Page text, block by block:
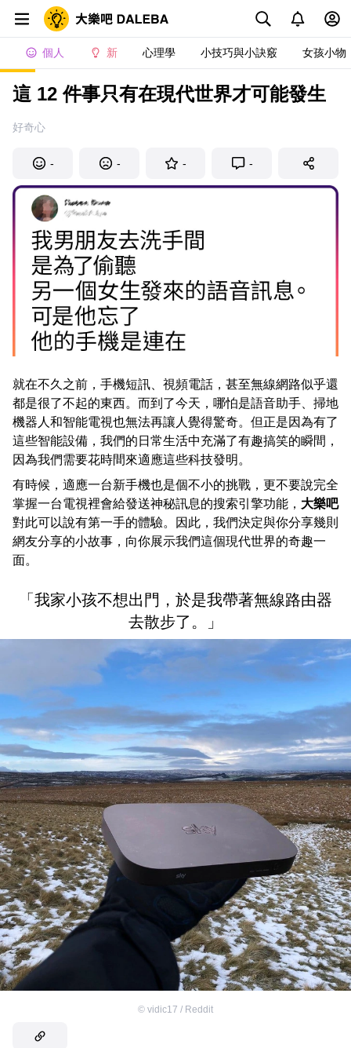
個人 新 心理學 小技巧與小訣竅 女孩小物
這 12 件事只有在現代世界才可能發生
好奇心
- - - -
就在不久之前，手機短訊、視頻電話，甚至無線網路似乎還
都是很了不起的東西。而到了今天，哪怕是語音助手、掃地
機器人和智能電視也無法再讓人覺得驚奇。但正是因為有了
這些智能設備，我們的日常生活中充滿了有趣搞笑的瞬間，
因為我們需要花時間來適應這些科技發明。
有時候，適應一台新手機也是個不小的挑戰，更不要說完全
掌握一台電視裡會給發送神秘訊息的搜索引擎功能， 大樂吧
對此可以說有第一手的體驗。因此，我們決定與你分享幾則
網友分享的小故事，向你展示我們這個現代世界的奇趣一
面。
「我家小孩不想出門，於是我帶著無線路由器
去散步了。」
© vidic17 / Reddit